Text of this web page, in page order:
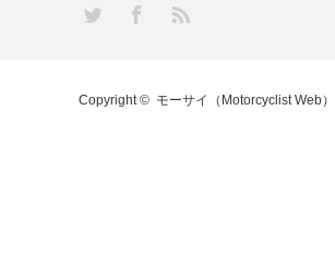
Twitter Facebook
RSS
Copyright © モーサイ（Motorcyclist Web）